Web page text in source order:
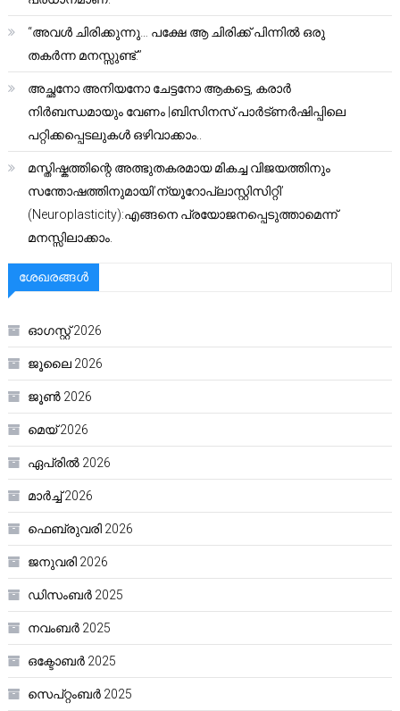
“അവൾ ചിരിക്കുന്നു… പക്ഷേ ആ ചിരിക്ക് പിന്നിൽ ഒരു
തകർന്ന മനസ്സുണ്ട്.”
അച്ഛനോ അനിയനോ ചേട്ടനോ ആകട്ടെ, കരാർ
നിർബന്ധമായും വേണം |ബിസിനസ് പാർട്ണർഷിപ്പിലെ
പറ്റിക്കപ്പെടലുകൾ ഒഴിവാക്കാം..
മസ്തിഷ്കത്തിന്റെ അത്ഭുതകരമായ മികച്ച വിജയത്തിനും
സന്തോഷത്തിനുമായി’ന്യൂറോപ്ലാസ്റ്റിസിറ്റി’
(Neuroplasticity):എങ്ങനെ പ്രയോജനപ്പെടുത്താമെന്ന്
മനസ്സിലാക്കാം.
ശേഖരങ്ങൾ
ഓഗസ്റ്റ്‌ 2026
ജൂലൈ 2026
ജൂൺ 2026
മെയ്‌ 2026
ഏപ്രിൽ 2026
മാർച്ച്‌ 2026
ഫെബ്രുവരി 2026
ജനുവരി 2026
ഡിസംബർ 2025
നവംബർ 2025
ഒക്ടോബർ 2025
സെപ്റ്റംബർ 2025